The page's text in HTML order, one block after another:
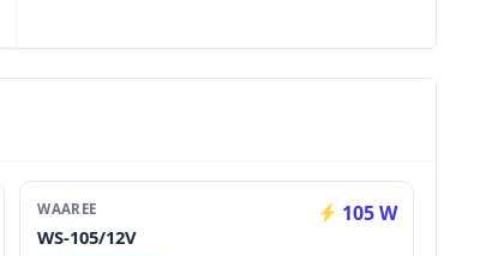
WAAREE 105 W
WS-105/12V